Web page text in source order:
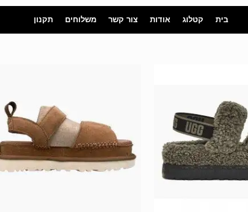
בית קטלוג אודות צור קשר משלוחים תקנון